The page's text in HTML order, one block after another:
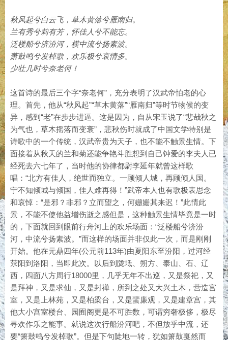
秋风起兮白云飞，草木黄落兮雁南归。
兰有秀兮莉有芳，怀佳人兮不能忘。
泛楼船兮济汾河，横中流兮扬素波。
萧鼓鸣兮发棹歌，欢乐极兮哀情多。
少壮几时兮奈老何！
这首诗的最后三个字“奈老何”，充分表明了汉武帝怕老的心
理。首先，他从“秋风起”“草木黄落”“雁南归”等时节物候的变
异，感到“老”在步步进逼。这是因为，自从宋玉说了“悲哉秋之
为气也，草木摇落而变衰”，悲秋伤时就成了中国文学特别是
诗歌中的一个传统，汉武帝贵为天子，也不能不触景生情。下
面接着从秋天的兰和菊还能争艳斗胜想到自己钟爱的李夫人已
经死去六七年了，当时他的协律都尉李延年就曾这样歌
唱：“北方有佳人，绝世而独立。一顾倾人城，再顾倾人国。
宁不知倾城与倾国，佳人难再得！”武帝本人也有歌极表思念
和哀悼：“是邪？非邪？立而望之，何姗姗其来迟！”此情此
景，不能不使他益增伤逝之感但是，这种触景生情毕竟是一时
的，下面就回到眼前行舟河上的欢乐场面：“泛楼船兮济汾
河，中流兮扬素波。”而这样的场面并非仅此一次，而是刚刚
开始。他在元鼎四年(公元前113年)由夏阳东至汾阳，过河经
荥阳到洛阳，当即此次。以后到陇坻、朔方、泰山、石、辽
西，四面八方周行18000里，几乎无年不出巡，又是祭祀，又
是拜神，又是求仙，又是封禅，所到之处又大兴土木，营造宫
室，又是上林苑，又是柏梁台，又是蜚廉观，又是建章宫，其
他大小宫室楼台、园囿阁更是不可胜数，可谓穷奢极侈，极尽
寻欢作乐之能事。就说这次行船汾河吧，不但放乎中流，还
要“箫鼓鸣兮发棹歌”。但是下句陡地一转，犹如箫鼓戛然而